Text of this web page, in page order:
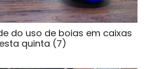
do uso de boias em caixas
quinta (7)